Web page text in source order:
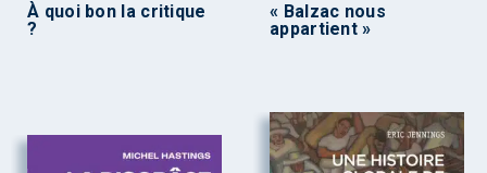
À quoi bon la critique
?
« Balzac nous
appartient »